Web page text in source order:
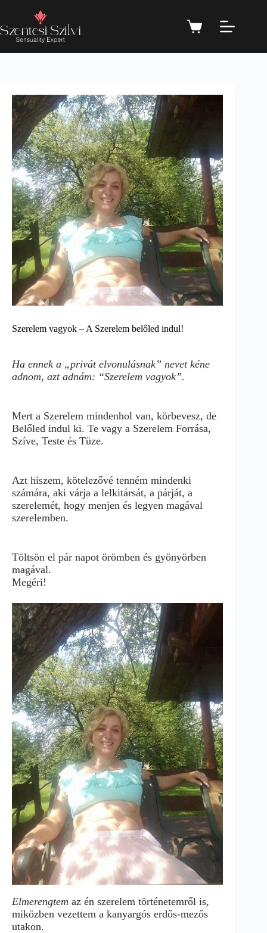
Szerelem vagyok – A Szerelem belőled indul!
Ha ennek a „privát elvonulásnak” nevet kéne
adnom, azt adnám: “Szerelem vagyok”.
Mert a Szerelem mindenhol van, körbevesz, de
Belőled indul ki. Te vagy a Szerelem Forrása,
Szíve, Teste és Tüze.
Azt hiszem, kötelezővé tenném mindenki
számára, aki várja a lelkitársát, a párját, a
szerelemét, hogy menjen és legyen magával
szerelemben.
Töltsön el pár napot örömben és gyönyörben
magával.
Megéri!
Elmerengtem az én szerelem történetemről is,
miközben vezettem a kanyargós erdős-mezős
utakon.